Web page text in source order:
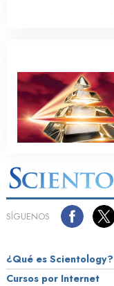
SÍGUENOS
¿Qué es Scientology?
Cursos por Internet